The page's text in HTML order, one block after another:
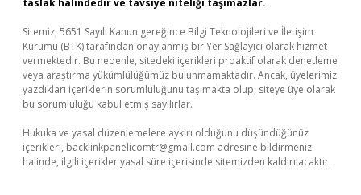
taslak halindedir ve tavsiye niteliği taşımazlar.
Sitemiz, 5651 Sayılı Kanun gereğince Bilgi Teknolojileri ve İletişim
Kurumu (BTK) tarafından onaylanmış bir Yer Sağlayıcı olarak hizmet
vermektedir. Bu nedenle, sitedeki içerikleri proaktif olarak denetleme
veya araştırma yükümlülüğümüz bulunmamaktadır. Ancak, üyelerimiz
yazdıkları içeriklerin sorumluluğunu taşımakta olup, siteye üye olarak
bu sorumluluğu kabul etmiş sayılırlar.
Hukuka ve yasal düzenlemelere aykırı olduğunu düşündüğünüz
içerikleri, backlinkpanelicomtr@gmail.com adresine bildirmeniz
halinde, ilgili içerikler yasal süre içerisinde sitemizden kaldırılacaktır.